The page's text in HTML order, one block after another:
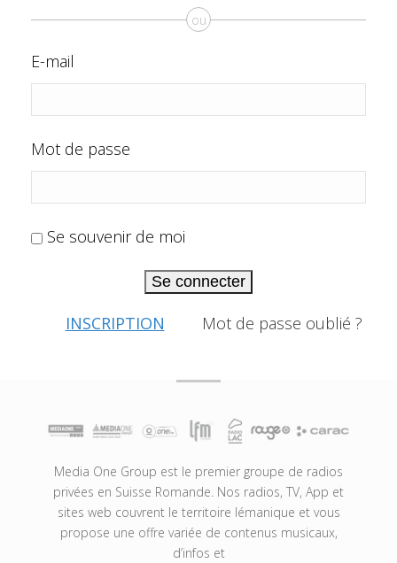
ou
E-mail
Mot de passe
Se souvenir de moi
Se connecter
INSCRIPTION Mot de passe oublié ?
Media One Group est le premier groupe de radios
privées en Suisse Romande. Nos radios, TV, App et
sites web couvrent le territoire lémanique et vous
propose une offre variée de contenus musicaux,
d’infos et